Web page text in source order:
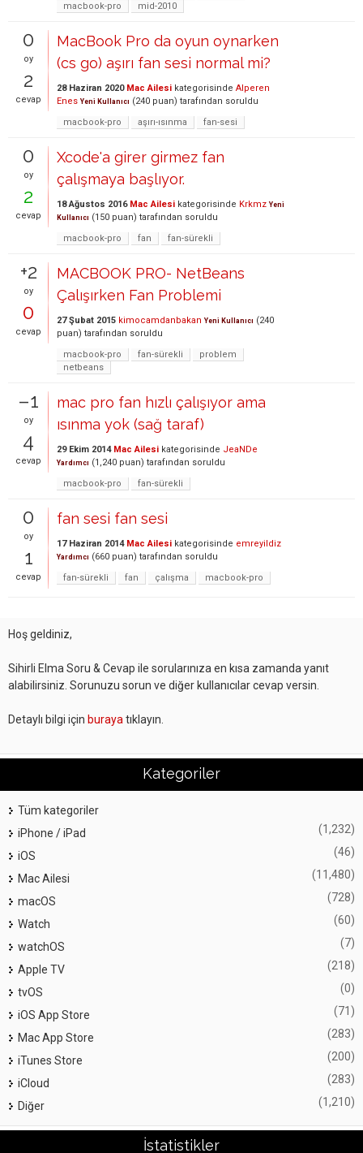
macbook-pro
mid-2010
0
oy
2
cevap
MacBook Pro da oyun oynarken
(cs go) aşırı fan sesi normal mi?
28 Haziran 2020 Mac Ailesi kategorisinde Alperen
Enes Yeni Kullanıcı (240 puan) tarafından soruldu
macbook-pro
aşırı-ısınma fan-sesi
0
oy
2
cevap
Xcode'a girer girmez fan
çalışmaya başlıyor.
18 Ağustos 2016 Mac Ailesi kategorisinde Krkmz Yeni
Kullanıcı (150 puan) tarafından soruldu
macbook-pro
fan fan-sürekli
+2
oy
0
cevap
MACBOOK PRO- NetBeans
Çalışırken Fan Problemi
27 Şubat 2015 kimocamdanbakan Yeni Kullanıcı (240
puan) tarafından soruldu
macbook-pro
fan-sürekli
problem
netbeans
–1
oy
4
cevap
mac pro fan hızlı çalışıyor ama
ısınma yok (sağ taraf)
29 Ekim 2014 Mac Ailesi kategorisinde JeaNDe
Yardımcı (1,240 puan) tarafından soruldu
macbook-pro
fan-sürekli
0
oy
1
cevap
fan sesi fan sesi
17 Haziran 2014 Mac Ailesi kategorisinde emreyildiz
Yardımcı (660 puan) tarafından soruldu
fan-sürekli
fan çalışma macbook-pro
Hoş geldiniz,
Sihirli Elma Soru & Cevap ile sorularınıza en kısa zamanda yanıt
alabilirsiniz. Sorunuzu sorun ve diğer kullanıcılar cevap versin.
Detaylı bilgi için burayatıklayın.
Kategoriler
Tüm kategoriler
iPhone / iPad
(1,232)
iOS (46)
Mac Ailesi (11,480)
macOS (728)
Watch (60)
watchOS (7)
Apple TV (218)
tvOS (0)
iOS App Store (71)
Mac App Store (283)
iTunes Store (200)
iCloud (283)
Diğer (1,210)
İstatistikler